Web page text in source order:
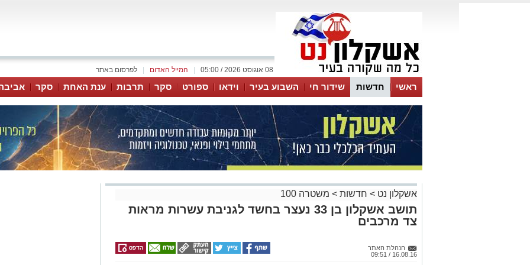
לפרסום באתר המייל האדום 08 אוגוסט 2026 / 05:00
ראשי חדשות שידור חי השבוע בעיר וידאו ספורט סקר תרבות ענת האחת סקר
אשקלון נט > חדשות > משטרה 100
תושב אשקלון בן 33 נעצר בחשד לגניבת עשרות מראות
צד מרכבים
הנהלת האתר
16.08.16 / 09:51